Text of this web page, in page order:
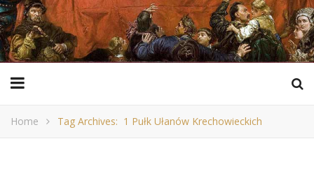
Home Tag Archives: 1 Pułk Ułanów Krechowieckich